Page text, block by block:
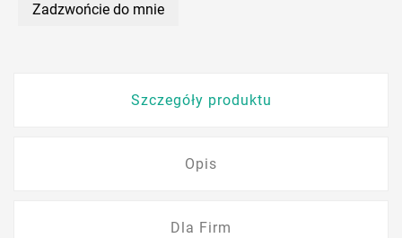
Zadzwońcie do mnie
Szczegóły produktu
Opis
Dla Firm